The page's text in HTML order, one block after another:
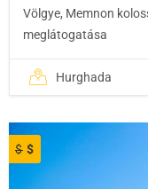
Völgye, Memnon
meglátogatása
Hurghada
$ $